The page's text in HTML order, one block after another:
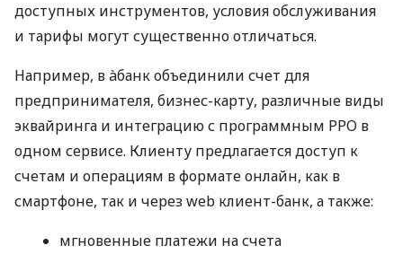
доступных инструментов, условия обслуживания
и тарифы могут существенно отличаться.
Например, в àбанк объединили счет для
предпринимателя, бизнес-карту, различные виды
эквайринга и интеграцию с программным РРО в
одном сервисе. Клиенту предлагается доступ к
счетам и операциям в формате онлайн, как в
смартфоне, так и через web клиент-банк, а также:
мгновенные платежи на счета